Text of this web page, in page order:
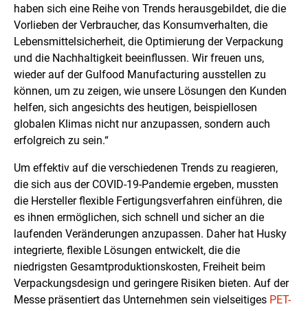
haben sich eine Reihe von Trends herausgebildet, die die
Vorlieben der Verbraucher, das Konsumverhalten, die
Lebensmittelsicherheit, die Optimierung der Verpackung
und die Nachhaltigkeit beeinflussen. Wir freuen uns,
wieder auf der Gulfood Manufacturing ausstellen zu
können, um zu zeigen, wie unsere Lösungen den Kunden
helfen, sich angesichts des heutigen, beispiellosen
globalen Klimas nicht nur anzupassen, sondern auch
erfolgreich zu sein.“
Um effektiv auf die verschiedenen Trends zu reagieren,
die sich aus der COVID-19-Pandemie ergeben, mussten
die Hersteller flexible Fertigungsverfahren einführen, die
es ihnen ermöglichen, sich schnell und sicher an die
laufenden Veränderungen anzupassen. Daher hat Husky
integrierte, flexible Lösungen entwickelt, die die
niedrigsten Gesamtproduktionskosten, Freiheit beim
Verpackungsdesign und geringere Risiken bieten. Auf der
Messe präsentiert das Unternehmen sein vielseitiges PET-